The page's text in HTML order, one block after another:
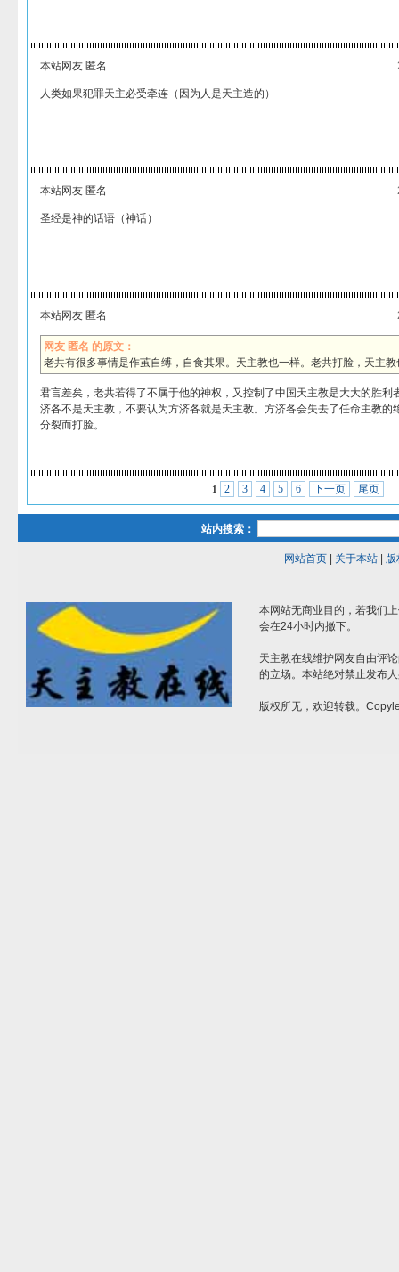
本站网友 匿名
人类如果犯罪天主必受牵连（因为人是天主造的）
本站网友 匿名
圣经是神的话语（神话）
本站网友 匿名
网友 匿名 的原文：
老共有很多事情是作茧自缚，自食其果。天主教也一样。老共打脸，天主教
君言差矣，老共若得了不属于他的神权，又控制了中国天主教是大大的胜利
济各不是天主教，不要认为方济各就是天主教。方济各会失去了任命主教的
分裂而打脸。
1 2 3 4 5 6 下一页 尾页
站内搜索：
网站首页| 关于本站| 版
本网站无商业目的，若我们
会在24小时内撤下。
天主教在线维护网友自由评
的立场。本站绝对禁止发布
版权所无，欢迎转载。